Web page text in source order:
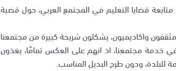
قضايا التعليم في المجتمع العربي، حول قضية
واكاديميون، يشكلون شريحة كبيرة من مجتمعنا
خدمة مجتمعنا، اذ انهم على العكس تمامًا، يغذون
للبلدة، ودون طرح البديل المناسب.